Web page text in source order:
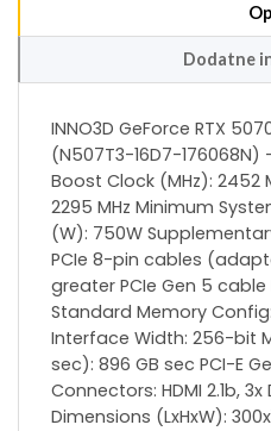
Dodatne
INNO3D GeForce RTX
(N507T3-16D7-176068N)
Boost Clock (MHz): 2452
2295 MHz Minimum
(W): 750W
PCIe 8-pin cables
greater PCIe Gen 5
Standard Memory Config:
Interface Width: 256-bit
sec): 896 GB sec PCI-E
Connectors: HDMI 2.1b, 3x
Dimensions (LxHxW):